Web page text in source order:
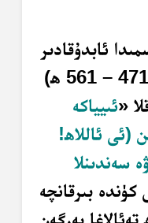
ئابدۇقادىر
جىلانى (1078 – 1166م؛ 471 – 561 ھ)
«ئىيياكە
(ئى ئاللاھ!
سەندىنلا
كۈندە بىرقانچە
بەرگەن